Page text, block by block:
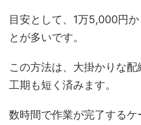
目安として、1万5,000円
とが多いです。
この方法は、大掛かりな配
工期も短く済みます。
数時間で作業が完了する